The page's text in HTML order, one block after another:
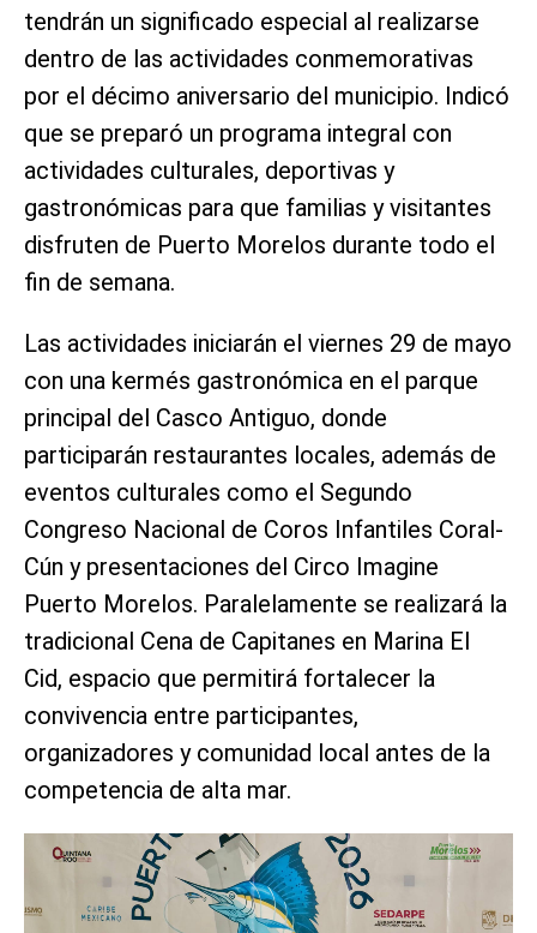
tendrán un significado especial al realizarse
dentro de las actividades conmemorativas
por el décimo aniversario del municipio. Indicó
que se preparó un programa integral con
actividades culturales, deportivas y
gastronómicas para que familias y visitantes
disfruten de Puerto Morelos durante todo el
fin de semana.
Las actividades iniciarán el viernes 29 de mayo
con una kermés gastronómica en el parque
principal del Casco Antiguo, donde
participarán restaurantes locales, además de
eventos culturales como el Segundo
Congreso Nacional de Coros Infantiles Coral-
Cún y presentaciones del Circo Imagine
Puerto Morelos. Paralelamente se realizará la
tradicional Cena de Capitanes en Marina El
Cid, espacio que permitirá fortalecer la
convivencia entre participantes,
organizadores y comunidad local antes de la
competencia de alta mar.